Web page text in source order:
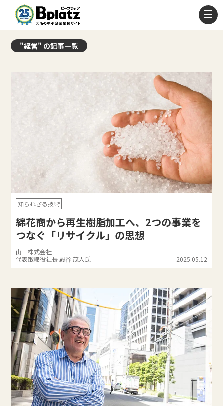
"経営" の記事一覧
知られざる技術
綿花商から再生樹脂加工へ、2つの事業を
つなぐ「リサイクル」の思想
山一株式会社
代表取締役社長 殿谷 茂人氏
2025.05.12